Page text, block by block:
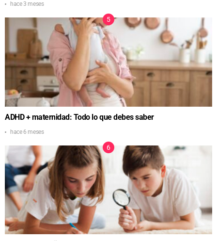
hace 3 meses
ADHD + maternidad: Todo lo que debes saber
hace 6 meses